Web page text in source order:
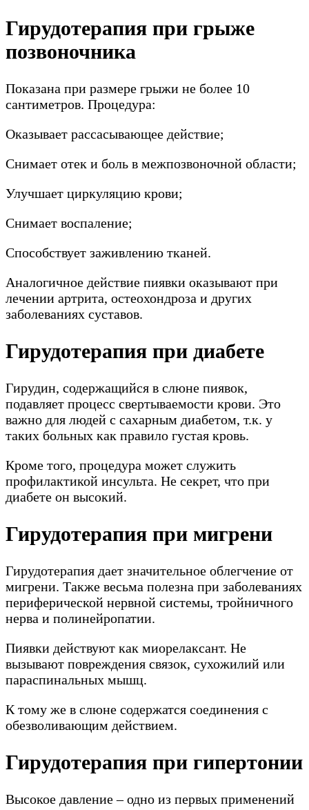
Гирудотерапия при грыже
позвоночника
Показана при размере грыжи не более 10
сантиметров. Процедура:
Оказывает рассасывающее действие;
Снимает отек и боль в межпозвоночной области;
Улучшает циркуляцию крови;
Снимает воспаление;
Способствует заживлению тканей.
Аналогичное действие пиявки оказывают при
лечении артрита, остеохондроза и других
заболеваниях суставов.
Гирудотерапия при диабете
Гирудин, содержащийся в слюне пиявок,
подавляет процесс свертываемости крови. Это
важно для людей с сахарным диабетом, т.к. у
таких больных как правило густая кровь.
Кроме того, процедура может служить
профилактикой инсульта. Не секрет, что при
диабете он высокий.
Гирудотерапия при мигрени
Гирудотерапия дает значительное облегчение от
мигрени. Также весьма полезна при заболеваниях
периферической нервной системы, тройничного
нерва и полинейропатии.
Пиявки действуют как миорелаксант. Не
вызывают повреждения связок, сухожилий или
параспинальных мышц.
К тому же в слюне содержатся соединения с
обезволивающим действием.
Гирудотерапия при гипертонии
Высокое давление – одно из первых применений